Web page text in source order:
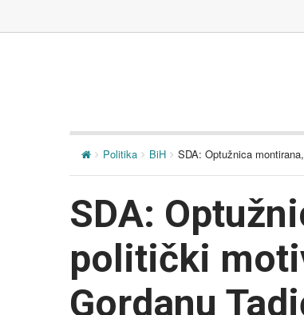
Politika BiH SDA: Optužnica
SDA:
politički
Gordanu